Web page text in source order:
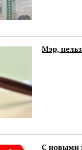
Мэр,
С новыми